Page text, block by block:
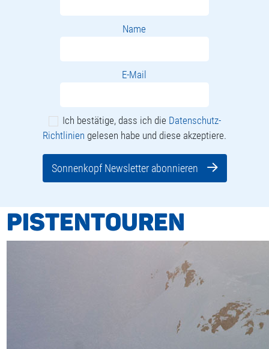
Name
E-Mail
Ich bestätige, dass ich die Datenschutz-
Richtlinien gelesen habe und diese akzeptiere.
Sonnenkopf Newsletter abonnieren
PISTENTOUREN